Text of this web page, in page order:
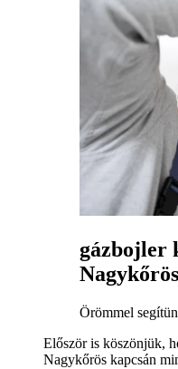
gázbojler
Örömmel
Először is köszönjük,
Nagykőrös kapcsán